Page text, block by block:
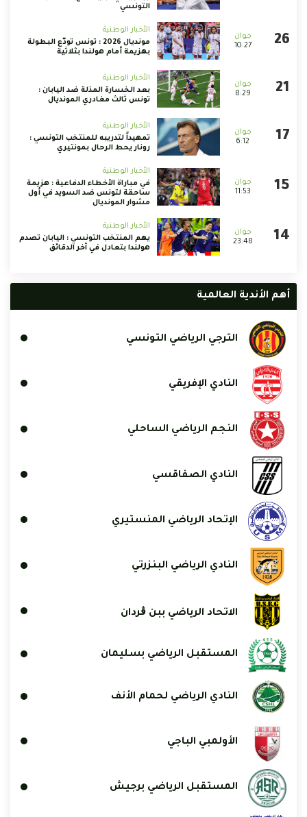
التونسي
10:27
الأخبار الوطنية
مونديال 2026 : تونس تودّع البطولة
بهزيمة أمام هولندا بثلاثية
8:29
الأخبار الوطنية
بعد الخسارة المذلة ضد اليابان :
تونس ثالث مغادري المونديال
6:12
الأخبار الوطنية
تمهيداً لتدريبه للمنتخب التونسي :
رونار يحط الرحال بمونتيري
11:53
الأخبار الوطنية
في مباراة الأخطاء الدفاعية : هزيمة
ساحقة لتونس ضد السويد في أول
مشوار المونديال
23:48
الأخبار الوطنية
يهم المنتخب التونسي : اليابان تصدم
هولندا بتعادل في آخر الدقائق
أهم الأندية العالمية
الترجي الرياضي التونسي
النادي الإفريقي
النجم الرياضي الساحلي
النادي الصفاقسي
الإتحاد الرياضي المنستيري
النادي الرياضي البنزرتي
الاتحاد الرياضي ببن ڨردان
المستقبل الرياضي بسليمان
النادي الرياضي لحمام الأنف
الأولمبي الباجي
المستقبل الرياضي برجيش